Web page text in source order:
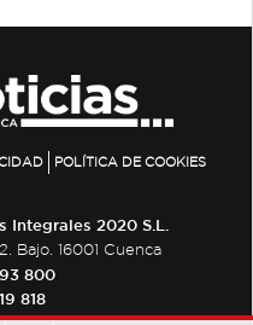
POLÍTICA DE COOKIES
Integrales 2020 S.L.
Bajo. 16001 Cuenca
800
818